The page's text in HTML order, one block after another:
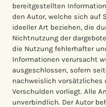
bereitgestellten
den Autor, welche sich auf
ideeller Art beziehen, die
Nichtnutzung der
die Nutzung fehlerhafter
Informationen verursacht
ausgeschlossen, sofern
nachweislich vorsätzliches
Verschulden vorliegt. Alle
unverbindlich. Der Autor